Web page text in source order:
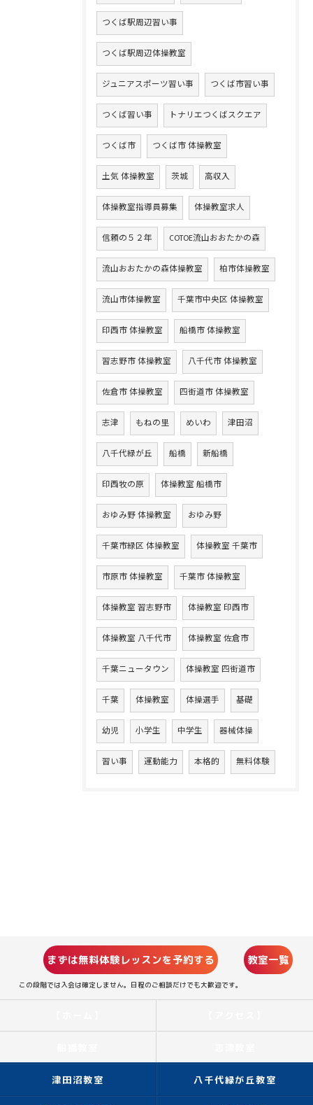
つくば駅周辺習い事
つくば駅周辺体操教室
ジュニアスポーツ習い事 つくば市習い事
つくば習い事 トナリエつくばスクエア
つくば市 つくば市 体操教室
土気 体操教室 茨城 高収入
体操教室指導員募集 体操教室求人
信頼の５２年 COTOE流山おおたかの森
流山おおたかの森体操教室 柏市体操教室
流山市体操教室 千葉市中央区 体操教室
印西市 体操教室 船橋市 体操教室
習志野市 体操教室 八千代市 体操教室
佐倉市 体操教室 四街道市 体操教室
志津 もねの里 めいわ 津田沼
八千代緑が丘 船橋 新船橋
印西牧の原 体操教室 船橋市
おゆみ野 体操教室 おゆみ野
千葉市緑区 体操教室 体操教室 千葉市
市原市 体操教室 千葉市 体操教室
体操教室 習志野市 体操教室 印西市
体操教室 八千代市 体操教室 佐倉市
千葉ニュータウン 体操教室 四街道市
千葉 体操教室 体操選手 基礎
幼児 小学生 中学生 器械体操
習い事 運動能力 本格的 無料体験
まずは無料体験レッスンを予約する
この段階では入会は確定しません。日程のご相談だけでも大歓迎です。
教室一覧
津田沼教室 八千代緑が丘教室